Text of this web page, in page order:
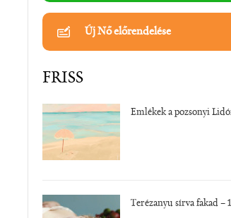
Új Nő előrendelése
FRISS
Emlékek a pozsonyi
Terézanyu sírva fakad –